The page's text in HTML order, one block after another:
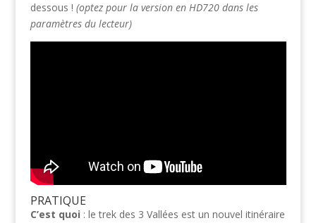
dessous ! (optez pour la version en HD720 dans les
paramètres du lecteur)
PRATIQUE
C’est quoi : le trek des 3 Vallées est un nouvel itinéraire